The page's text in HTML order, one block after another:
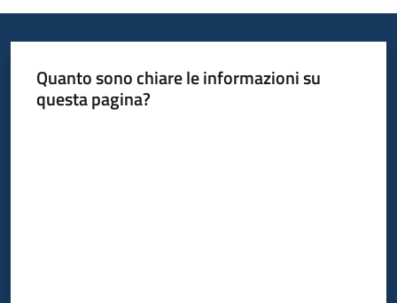
Quanto sono chiare le informazioni su
questa pagina?